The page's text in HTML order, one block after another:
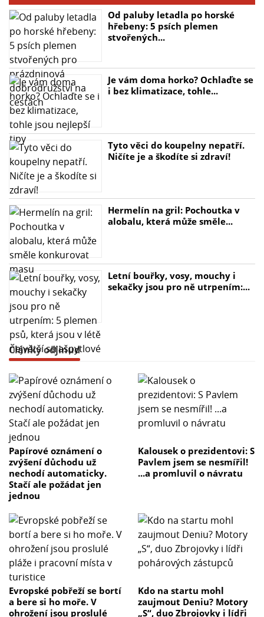
Od paluby letadla po horské
hřebeny: 5 psích plemen
stvořených...
Je vám doma horko? Ochlaďte se
i bez klimatizace, tohle...
Tyto věci do koupelny nepatří.
Ničíte je a škodíte si zdraví!
Hermelín na gril: Pochoutka v
alobalu, která může směle...
Letní bouřky, vosy, mouchy i
sekačky jsou pro ně utrpením:...
Články odjinud
Papírové oznámení o
zvýšení důchodu už
nechodí automaticky.
Stačí ale požádat jen
jednou
Kalousek o prezidentovi: S
Pavlem jsem se nesmířil!
...a promluvil o návratu
Evropské pobřeží se bortí
a bere si ho moře. V
ohrožení jsou proslulé
Kdo na startu mohl
zaujmout Deniu? Motory
„S“, duo Zbrojovky i lídři